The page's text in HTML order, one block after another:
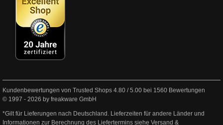
Kundenbewertungen von Trusted Shops 4.80 /5.00 bei 1560 Bewertungen
© 1997 - 2026 by freakware GmbH
*Gilt für Lieferungen nach Deutschland. Lieferzeiten für andere Länder und
Informationen zur Berechnung des Liefertermins siehe Versand &